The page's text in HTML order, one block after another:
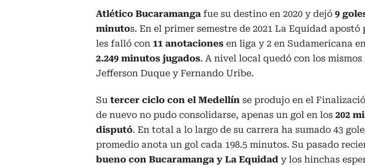
Atlético Bucaramanga fue su destino en 2020 y dejó 9
minutos. En el primer semestre de 2021 La Equidad apostó
les falló con 11 anotaciones en liga y 2 en Sudamericana
2.249 minutos jugados. A nivel local quedó con los mismos
Jefferson Duque y Fernando Uribe.
Su tercer ciclo con el Medellín se produjo en el
de nuevo no pudo consolidarse, apenas un gol en los 202
disputó. En total a lo largo de su carrera ha sumado 43
promedio anota un gol cada 198.5 minutos. Su pasado
bueno con Bucaramanga y La Equidad y los hinchas